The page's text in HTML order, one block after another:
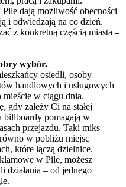
dają możliwość obecności
i odwiedzają na co dzień.
z konkretną częścią miasta –
wybór.
osiedli, osoby
handlowych i usługowych
mieście w ciągu dnia.
gdy zależy Ci na stałej
billboardy pomagają w
przejazdu. Taki miks
w pobliżu miejsc
które łączą dzielnice.
w Pile, możesz
działania – od jednego